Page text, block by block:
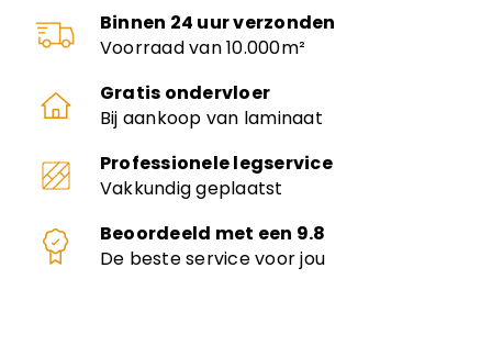
Binnen 24 uur verzonden
Voorraad van 10.000m²
Gratis ondervloer
Bij aankoop van laminaat
Professionele legservice
Vakkundig geplaatst
Beoordeeld met een 9.8
De beste service voor jou